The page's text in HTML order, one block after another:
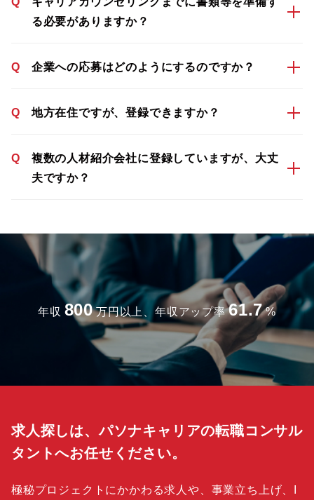
る必要がありますか？
Q 企業への応募はどのようにするのですか？
Q 地方在住ですが、登録できますか？
Q
複数の人材紹介会社に登録していますが、大丈
夫ですか？
年収 800 万円以上、年収アップ率 61.7 %
求人探しは、パソナキャリアの転職コンサル
タントへお任せください。
極秘プロジェクトにかかわる求人や、事業立ち上げ、I